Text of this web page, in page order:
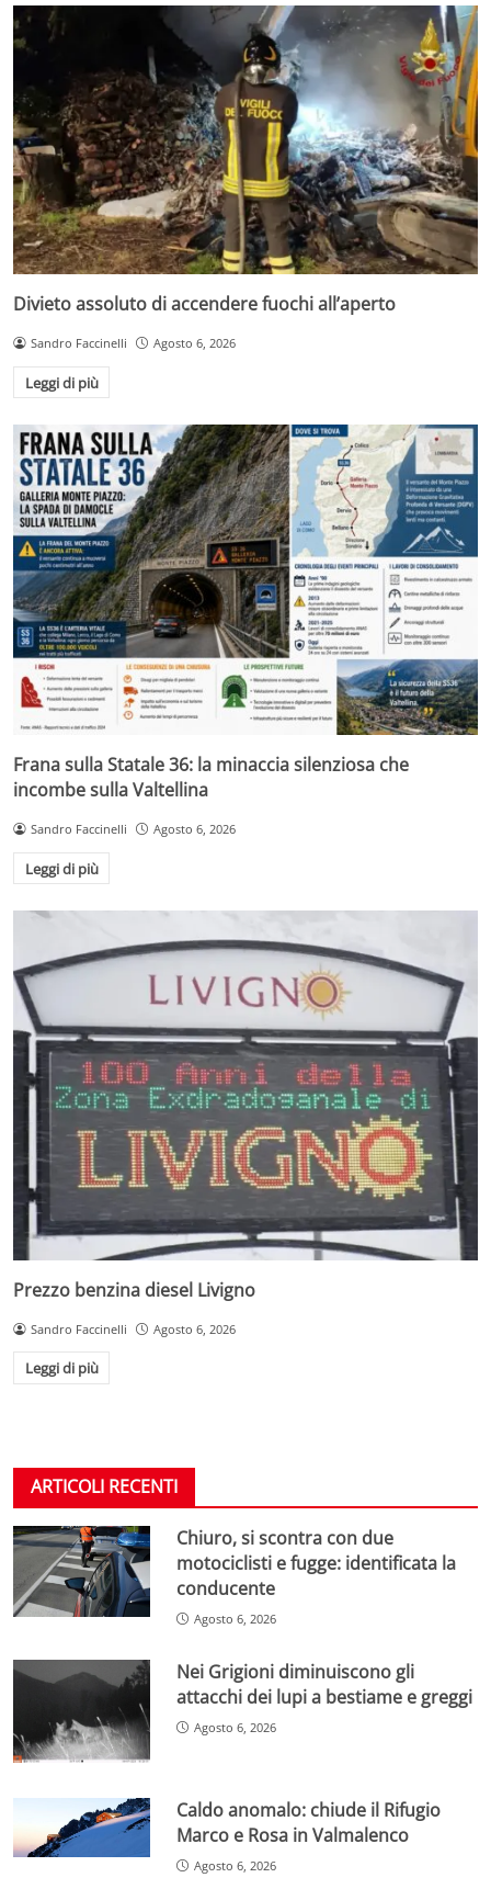
Divieto assoluto di accendere fuochi all’aperto
Sandro Faccinelli Agosto 6, 2026
Leggi di più
Frana sulla Statale 36: la minaccia silenziosa che
incombe sulla Valtellina
Sandro Faccinelli Agosto 6, 2026
Leggi di più
Prezzo benzina diesel Livigno
Sandro Faccinelli Agosto 6, 2026
Leggi di più
ARTICOLI RECENTI
Chiuro, si scontra con due
motociclisti e fugge: identificata la
conducente
Agosto 6, 2026
Nei Grigioni diminuiscono gli
attacchi dei lupi a bestiame e greggi
Agosto 6, 2026
Caldo anomalo: chiude il Rifugio
Marco e Rosa in Valmalenco
Agosto 6, 2026